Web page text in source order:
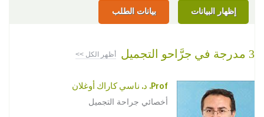
إظهار البيانات بيانات الطلب
3 مدرجة في جرَّاحو التجميل أظهر الكل >>
Prof. د. ناسي كاراك أوغلان
أخصائي جراحة التجميل